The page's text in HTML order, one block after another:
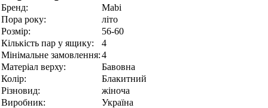
Бренд:
Mabi
Пора року:
літо
Розмір:
56-60
Кількість пар у ящику:
4
Мінімальне замовлення:4
Матеріал верху:
Бавовна
Колір:
Блакитний
Різновид:
жіноча
Виробник:
Україна